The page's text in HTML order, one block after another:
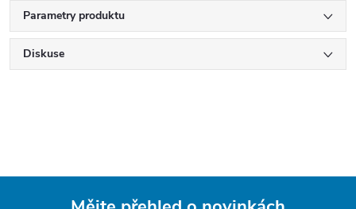
Parametry produktu
Diskuse